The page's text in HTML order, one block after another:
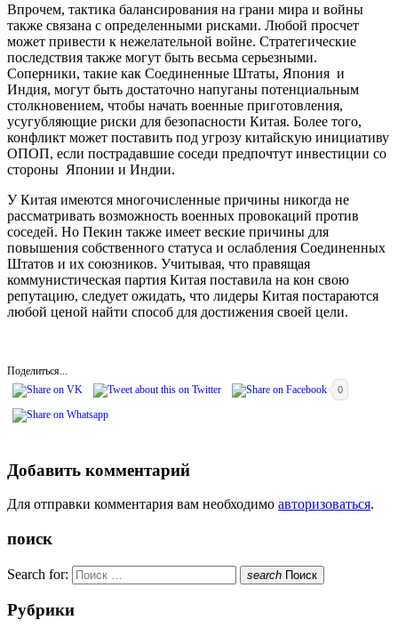
Впрочем, тактика балансирования на грани мира и войны
также связана с определенными рисками. Любой просчет
может привести к нежелательной войне. Стратегические
последствия также могут быть весьма серьезными.
Соперники, такие как Соединенные Штаты, Япония и
Индия, могут быть достаточно напуганы потенциальным
столкновением, чтобы начать военные приготовления,
усугубляющие риски для безопасности Китая. Более того,
конфликт может поставить под угрозу китайскую инициативу
ОПОП, если пострадавшие соседи предпочтут инвестиции со
стороны Японии и Индии.
У Китая имеются многочисленные причины никогда не
рассматривать возможность военных провокаций против
соседей. Но Пекин также имеет веские причины для
повышения собственного статуса и ослабления Соединенных
Штатов и их союзников. Учитывая, что правящая
коммунистическая партия Китая поставила на кон свою
репутацию, следует ожидать, что лидеры Китая постараются
любой ценой найти способ для достижения своей цели.
Поделиться...
0
Добавить комментарий
Для отправки комментария вам необходимо авторизоваться.
поиск
Search for: search Поиск
Рубрики